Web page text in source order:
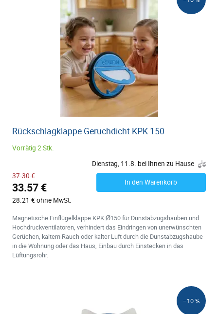
Rückschlagklappe Geruchdicht KPK 150
Vorrätig 2 Stk.
Dienstag, 11.8. bei Ihnen zu Hause
37.30 €
33.57 €
28.21 € ohne MwSt.
In den Warenkorb
Magnetische Einflügelklappe KPK Ø150 für Dunstabzugshauben und
Hochdruckventilatoren, verhindert das Eindringen von unerwünschten
Gerüchen, kaltem Rauch oder kalter Luft durch die Dunstabzugshaube
in die Wohnung oder das Haus, Einbau durch Einstecken in das
Lüftungsrohr.
−10 %